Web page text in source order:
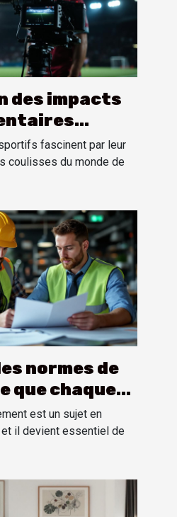
des impacts
la perception
fascinent par leur
coulisses du monde de
normes de
que chaque
doit savoir
est un sujet en
il devient essentiel de